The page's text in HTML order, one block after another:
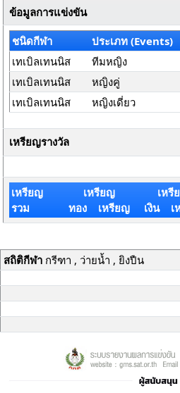
ข้อมูลการแข่งขัน
ชนิดกีฬา
ประเภท (Events)
เทเบิลเทนนิส
ทีมหญิง
เทเบิลเทนนิส
หญิงคู่
เทเบิลเทนนิส
หญิงเดี่ยว
เหรียญรางวัล
เหรียญ
รวม
เหรียญ
ทอง เหรียญ
เหรี
เงิน เ
สถิติกีฬากรีฑา , ว่ายน้ำ , ยิงปืน